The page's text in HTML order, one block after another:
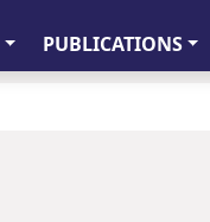
PUBLICATIONS